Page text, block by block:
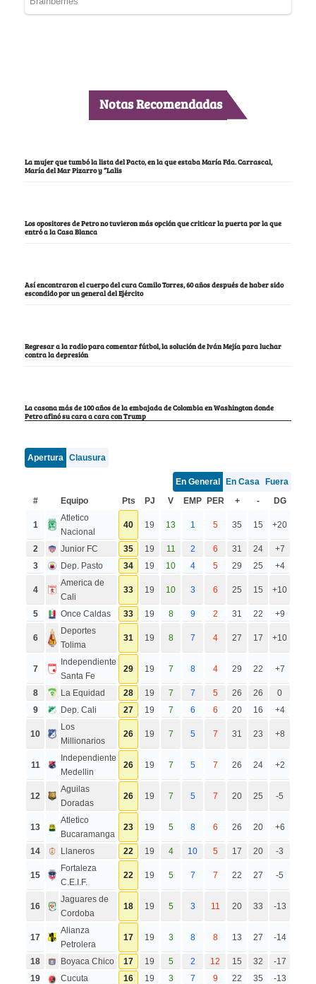
Notas Recomendadas
La mujer que tumbó la lista del Pacto, en la que estaba María Fda. Carrascal,
María del Mar Pizarro y “Lalis
Los opositores de Petro no tuvieron más opción que criticar la puerta por la que
entró a la Casa Blanca
Así encontraron el cuerpo del cura Camilo Torres, 60 años después de haber sido
escondido por un general del Ejército
Regresar a la radio para comentar fútbol, la solución de Iván Mejía para luchar
contra la depresión
La casona más de 100 años de la embajada de Colombia en Washington donde
Petro afinó su cara a cara con Trump
Apertura Clausura
En General En Casa
Fuera
#
Equipo Pts PJ V EMP PER + - DG
1
Atletico
Nacional
40 19 13 1 5 35 15 +20
2 Junior FC 35 19 11 2 6 31 24
+7
3
Dep. Pasto 34 19 10 4 5 29 25 +4
4
America de
Cali
33 19 10 3 6 25 15 +10
5 Once Caldas 33 19 8 9 2 31 22 +9
6
Deportes
Tolima
31 19 8 7 4 27 17 +10
7
Independiente
Santa Fe
29 19 7 8 4 29 22 +7
8 La Equidad 28 19 7 7 5 26 26
0
9
Dep. Cali 27 19 7 6 6 20 16 +4
10
Los
Millionarios
26 19 7 5 7 31 23 +8
11
Independiente
Medellin
26 19 7 5 7 26 24 +2
12
Aguilas
Doradas
26 19 7 5 7 20 25 -5
13
Atletico
Bucaramanga
23 19 5 8 6 26 20 +6
14 Llaneros 22 19 4 10 5 17 20 -3
15
Fortaleza
C.E.I.F.
22 19 5 7 7 22 27 -5
16
Jaguares de
Cordoba
18 19 5 3 11 20 33 -13
17
Alianza
Petrolera
17 19 3 8 8 13 27 -14
18 Boyaca Chico 17 19 5 2 12 15 32
-17
19
Cucuta 16 19 3 7 9 22 35
-13